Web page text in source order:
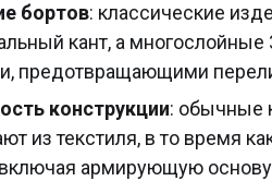
бортов: классические
кант, а
предотвращающими
конструкции: обычные
из текстиля, в то время
армирующую